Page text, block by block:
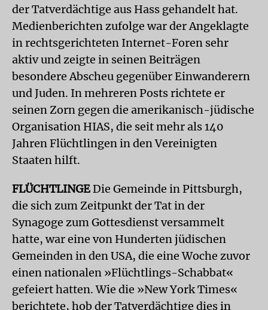
der Tatverdächtige aus Hass gehandelt hat.
Medienberichten zufolge war der Angeklagte
in rechtsgerichteten Internet-Foren sehr
aktiv und zeigte in seinen Beiträgen
besondere Abscheu gegenüber Einwanderern
und Juden. In mehreren Posts richtete er
seinen Zorn gegen die amerikanisch-jüdische
Organisation HIAS, die seit mehr als 140
Jahren Flüchtlingen in den Vereinigten
Staaten hilft.
FLÜCHTLINGE Die Gemeinde in Pittsburgh,
die sich zum Zeitpunkt der Tat in der
Synagoge zum Gottesdienst versammelt
hatte, war eine von Hunderten jüdischen
Gemeinden in den USA, die eine Woche zuvor
einen nationalen »Flüchtlings-Schabbat«
gefeiert hatten. Wie die »New York Times«
berichtete, hob der Tatverdächtige dies in